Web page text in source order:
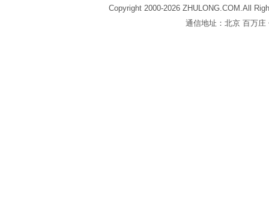
Copyright 2000-2026 ZHULONG.COM.All
通信地址：北京 百万